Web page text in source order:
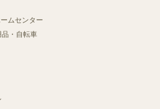
ムセンター
品・自転車